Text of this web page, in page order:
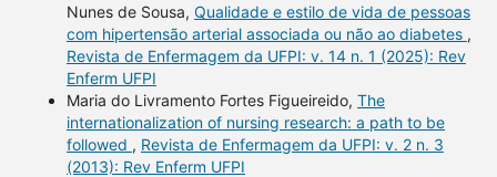
Nunes de Sousa, Qualidade e estilo de vida de pessoas
com hipertensão arterial associada ou não ao diabetes ,
Revista de Enfermagem da UFPI: v. 14 n. 1 (2025): Rev
Enferm UFPI
Maria do Livramento Fortes Figueireido, The
internationalization of nursing research: a path to be
followed , Revista de Enfermagem da UFPI: v. 2 n. 3
(2013): Rev Enferm UFPI